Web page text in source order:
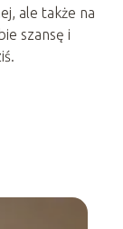
ale także na
szansę i